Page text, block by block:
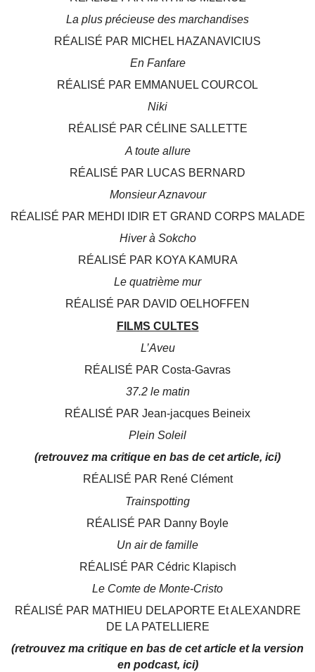
La plus précieuse des marchandises
RÉALISÉ PAR MICHEL HAZANAVICIUS
En Fanfare
RÉALISÉ PAR EMMANUEL COURCOL
Niki
RÉALISÉ PAR CÉLINE SALLETTE
A toute allure
RÉALISÉ PAR LUCAS BERNARD
Monsieur Aznavour
RÉALISÉ PAR MEHDI IDIR ET GRAND CORPS MALADE
Hiver à Sokcho
RÉALISÉ PAR KOYA KAMURA
Le quatrième mur
RÉALISÉ PAR DAVID OELHOFFEN
FILMS CULTES
L’Aveu
RÉALISÉ PAR Costa-Gavras
37.2 le matin
RÉALISÉ PAR Jean-jacques Beineix
Plein Soleil
(retrouvez ma critique en bas de cet article, ici)
RÉALISÉ PAR René Clément
Trainspotting
RÉALISÉ PAR Danny Boyle
Un air de famille
RÉALISÉ PAR Cédric Klapisch
Le Comte de Monte-Cristo
RÉALISÉ PAR MATHIEU DELAPORTE Et ALEXANDRE
DE LA PATELLIERE
(retrouvez ma critique en bas de cet article et la version
en podcast, ici)